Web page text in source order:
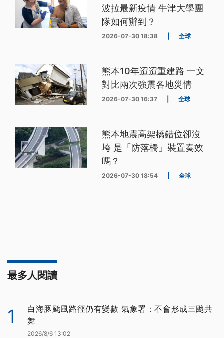
波拉最新疫情 牛津大學團
隊如何辦到？
2026-07-30 18:38 全球
熊本10年迢迢重建路 一文
對比兩次強震各地災情
2026-07-30 16:37 全球
熊本地震高架橋錯位卻沒
垮 是「防落橋」裝置奏效
嗎？
2026-07-30 18:54 全球
最多人閱讀
1
白海豚颱風路徑仍有變數 氣象署：不會形成三颱共
舞
2026/8/6 13:02